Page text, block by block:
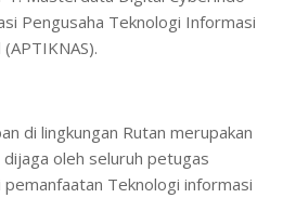
Pengusaha Teknologi Informasi
di lingkungan Rutan merupakan
oleh seluruh petugas
Teknologi informasi